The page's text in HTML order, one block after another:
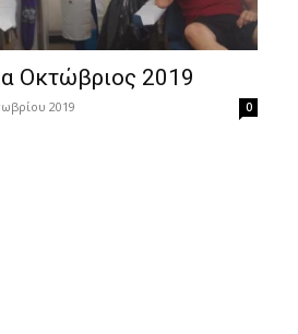
Οκτώβριος 2019
2019 0